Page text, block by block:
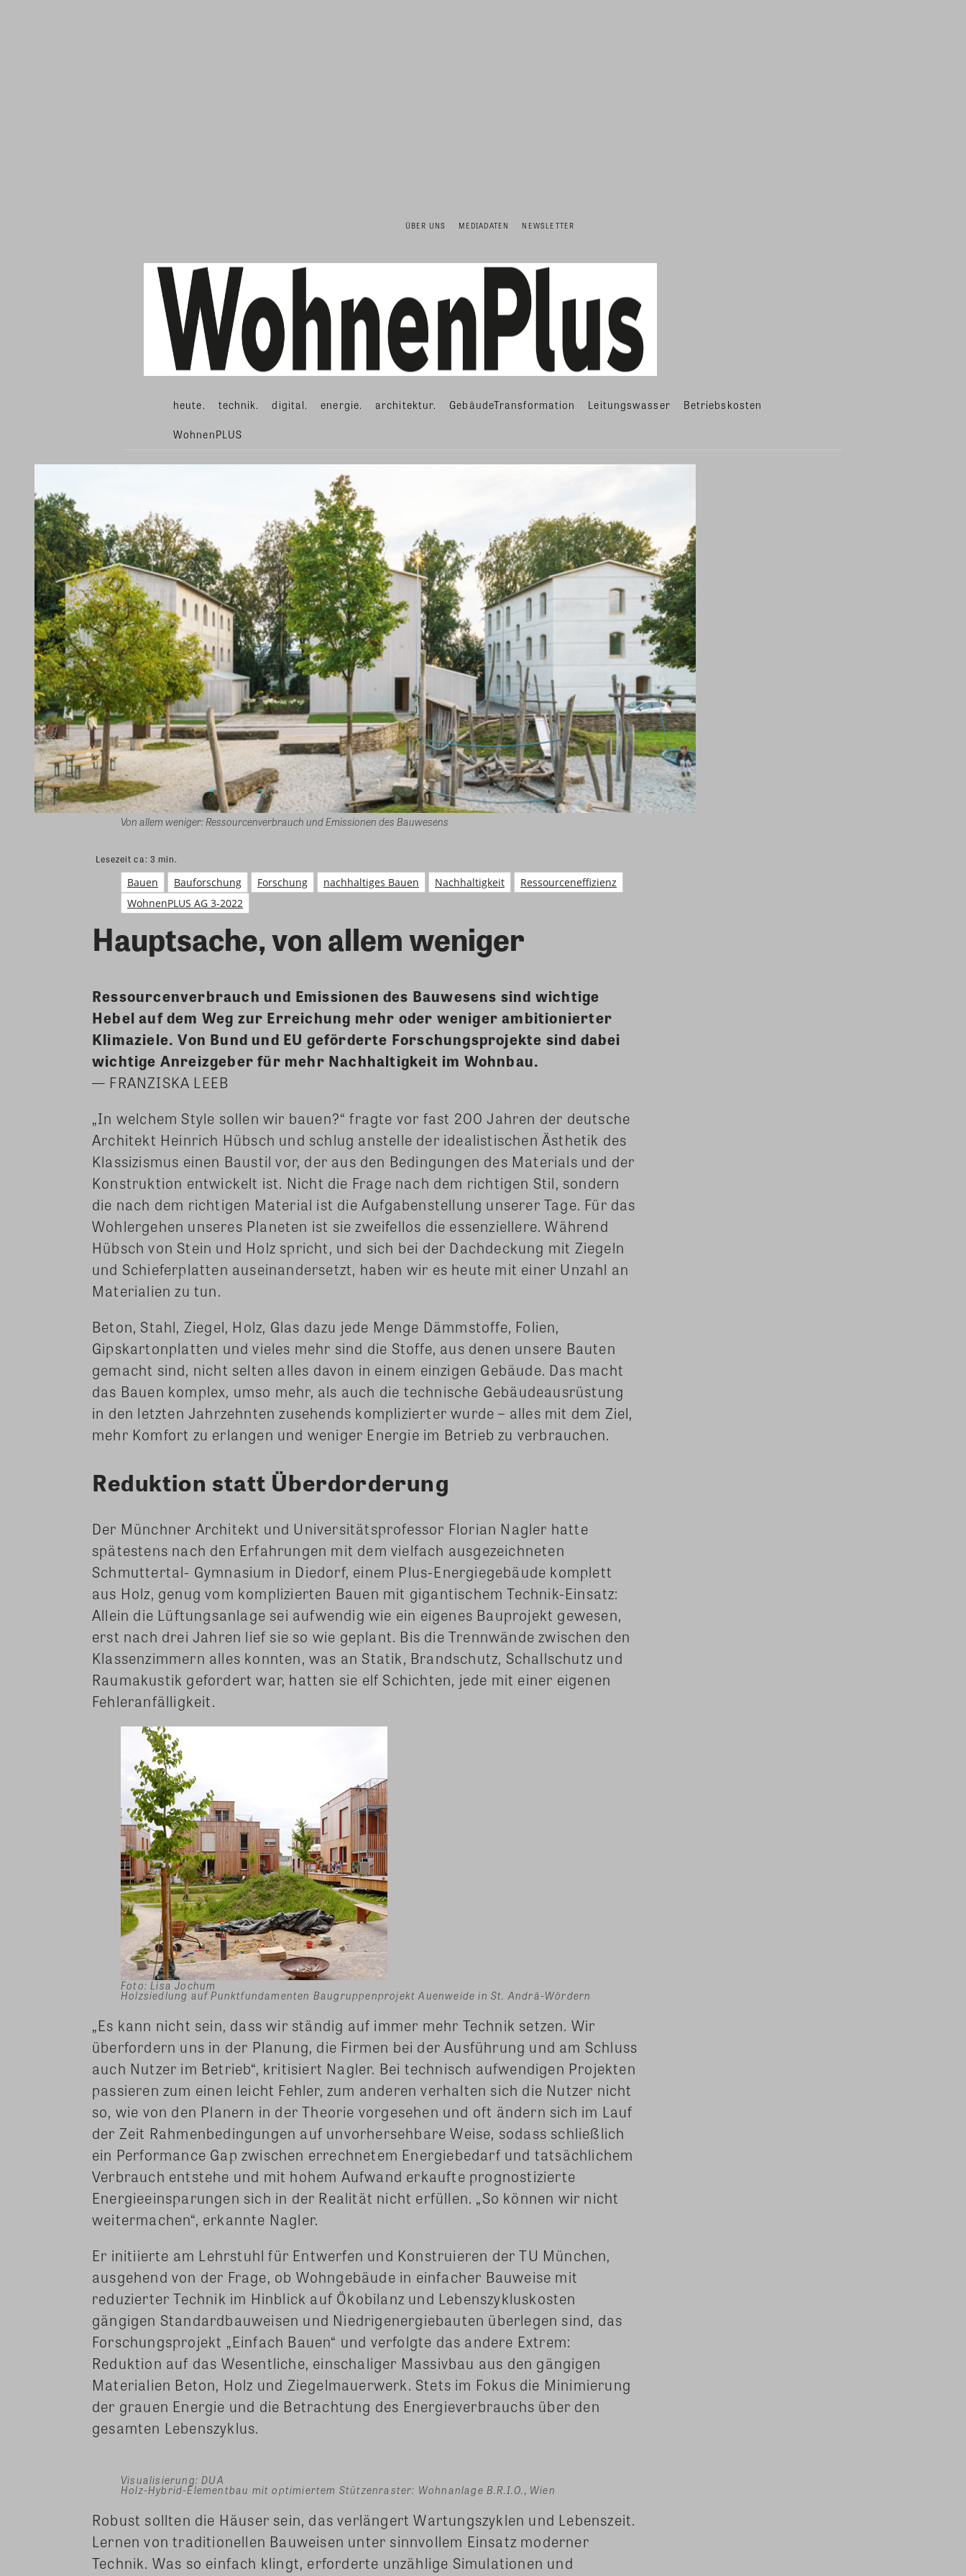
ÜBER UNS MEDIADATEN NEWSLETTER
heute. technik. digital. energie. architektur. GebäudeTransformation Leitungswasser Betriebskosten
WohnenPLUS
Von allem weniger: Ressourcenverbrauch und Emissionen des Bauwesens
Lesezeit ca: 3 min.
Bauen Bauforschung Forschung nachhaltiges Bauen Nachhaltigkeit
Ressourceneffizienz
WohnenPLUS AG 3-2022
Hauptsache, von allem weniger
Ressourcenverbrauch und Emissionen des Bauwesens sind wichtige
Hebel auf dem Weg zur Erreichung mehr oder weniger ambitionierter
Klimaziele. Von Bund und EU geförderte Forschungsprojekte sind dabei
wichtige Anreizgeber für mehr Nachhaltigkeit im Wohnbau.
— FRANZISKA LEEB
„In welchem Style sollen wir bauen?“ fragte vor fast 200 Jahren der deutsche
Architekt Heinrich Hübsch und schlug anstelle der idealistischen Ästhetik des
Klassizismus einen Baustil vor, der aus den Bedingungen des Materials und der
Konstruktion entwickelt ist. Nicht die Frage nach dem richtigen Stil, sondern
die nach dem richtigen Material ist die Aufgabenstellung unserer Tage. Für das
Wohlergehen unseres Planeten ist sie zweifellos die essenziellere. Während
Hübsch von Stein und Holz spricht, und sich bei der Dachdeckung mit Ziegeln
und Schieferplatten auseinandersetzt, haben wir es heute mit einer Unzahl an
Materialien zu tun.
Beton, Stahl, Ziegel, Holz, Glas dazu jede Menge Dämmstoffe, Folien,
Gipskartonplatten und vieles mehr sind die Stoffe, aus denen unsere Bauten
gemacht sind, nicht selten alles davon in einem einzigen Gebäude. Das macht
das Bauen komplex, umso mehr, als auch die technische Gebäudeausrüstung
in den letzten Jahrzehnten zusehends komplizierter wurde – alles mit dem Ziel,
mehr Komfort zu erlangen und weniger Energie im Betrieb zu verbrauchen.
Reduktion statt Überdorderung
Der Münchner Architekt und Universitätsprofessor Florian Nagler hatte
spätestens nach den Erfahrungen mit dem vielfach ausgezeichneten
Schmuttertal- Gymnasium in Diedorf, einem Plus-Energiegebäude komplett
aus Holz, genug vom komplizierten Bauen mit gigantischem Technik-Einsatz:
Allein die Lüftungsanlage sei aufwendig wie ein eigenes Bauprojekt gewesen,
erst nach drei Jahren lief sie so wie geplant. Bis die Trennwände zwischen den
Klassenzimmern alles konnten, was an Statik, Brandschutz, Schallschutz und
Raumakustik gefordert war, hatten sie elf Schichten, jede mit einer eigenen
Fehleranfälligkeit.
Foto: Lisa Jochum
Holzsiedlung auf Punktfundamenten Baugruppenprojekt Auenweide in St. Andrä-Wördern
„Es kann nicht sein, dass wir ständig auf immer mehr Technik setzen. Wir
überfordern uns in der Planung, die Firmen bei der Ausführung und am Schluss
auch Nutzer im Betrieb“, kritisiert Nagler. Bei technisch aufwendigen Projekten
passieren zum einen leicht Fehler, zum anderen verhalten sich die Nutzer nicht
so, wie von den Planern in der Theorie vorgesehen und oft ändern sich im Lauf
der Zeit Rahmenbedingungen auf unvorhersehbare Weise, sodass schließlich
ein Performance Gap zwischen errechnetem Energiebedarf und tatsächlichem
Verbrauch entstehe und mit hohem Aufwand erkaufte prognostizierte
Energieeinsparungen sich in der Realität nicht erfüllen. „So können wir nicht
weitermachen“, erkannte Nagler.
Er initiierte am Lehrstuhl für Entwerfen und Konstruieren der TU München,
ausgehend von der Frage, ob Wohngebäude in einfacher Bauweise mit
reduzierter Technik im Hinblick auf Ökobilanz und Lebenszykluskosten
gängigen Standardbauweisen und Niedrigenergiebauten überlegen sind, das
Forschungsprojekt „Einfach Bauen“ und verfolgte das andere Extrem:
Reduktion auf das Wesentliche, einschaliger Massivbau aus den gängigen
Materialien Beton, Holz und Ziegelmauerwerk. Stets im Fokus die Minimierung
der grauen Energie und die Betrachtung des Energieverbrauchs über den
gesamten Lebenszyklus.
Visualisierung: DUA
Holz-Hybrid-Elementbau mit optimiertem Stützenraster: Wohnanlage B.R.I.O., Wien
Robust sollten die Häuser sein, das verlängert Wartungszyklen und Lebenszeit.
Lernen von traditionellen Bauweisen unter sinnvollem Einsatz moderner
Technik. Was so einfach klingt, erforderte unzählige Simulationen und